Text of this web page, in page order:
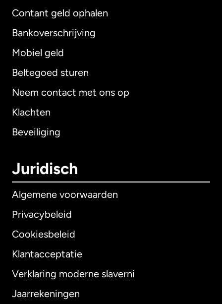
Contant geld ophalen
Bankoverschrijving
Mobiel geld
Beltegoed sturen
Neem contact met ons op
Klachten
Beveiliging
Juridisch
Algemene voorwaarden
Privacybeleid
Cookiesbeleid
Klantacceptatie
Verklaring moderne slaverni
Jaarrekeningen
Internationaal English